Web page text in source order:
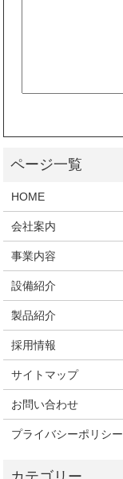
HOME
会社案内
事業内容
設備紹介
製品紹介
採用情報
サイトマップ
お問い合わせ
プライバシーポリシー